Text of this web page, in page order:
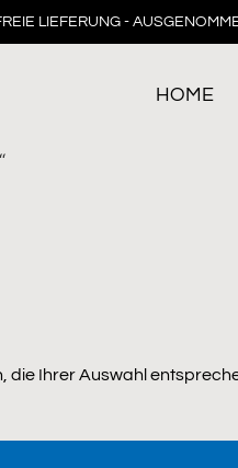
LIEFERUNG -
HOME
die Ihrer Auswahl